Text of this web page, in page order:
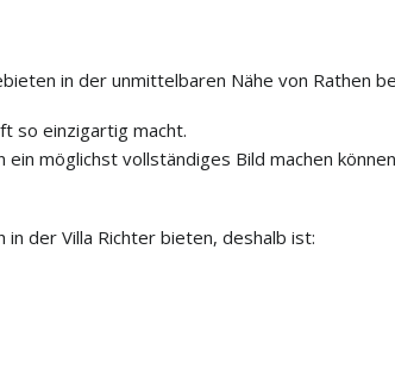
in der unmittelbaren Nähe von Rathen
so einzigartig macht.
möglichst vollständiges Bild machen
der Villa Richter bieten, deshalb ist: